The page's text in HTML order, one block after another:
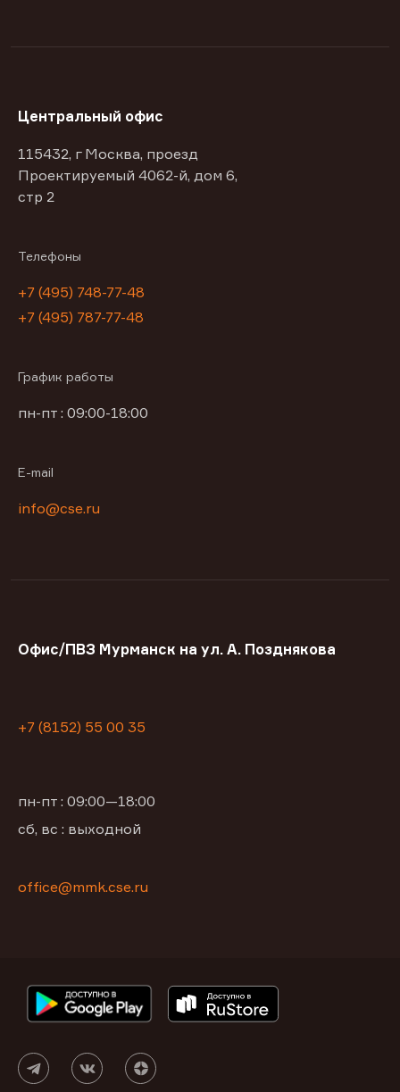
Центральный офис
115432, г Москва, проезд
Проектируемый 4062-й, дом 6,
стр 2
Телефоны
+7 (495) 748-77-48
+7 (495) 787-77-48
График работы
пн-пт : 09:00-18:00
E-mail
info@cse.ru
Офис/ПВЗ Мурманск на ул. А. Позднякова
+7 (8152) 55 00 35
пн-пт : 09:00—18:00
сб, вс : выходной
office@mmk.cse.ru